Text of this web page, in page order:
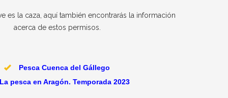
es la caza, aquí también encontrarás la información
acerca de estos permisos.
Pesca Cuenca del Gállego
pesca en Aragón. Temporada 2023